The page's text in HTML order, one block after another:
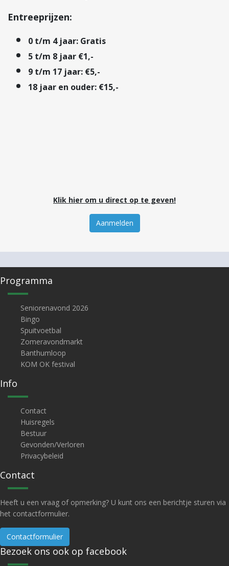
Entreeprijzen:
0 t/m 4 jaar: Gratis
5 t/m 8 jaar €1,-
9 t/m 17 jaar: €5,-
18 jaar en ouder: €15,-
Klik hier om u direct op te geven!
Aanmelden
Programma
Seniorenavond 2026
Bingo
Spuitvoetbal
Zomeravondmarkt
Banthumloop
KOM OK festival
Info
Contact
Huisregels
Bestuur
Gevonden/Verloren
Privacybeleid
Contact
Heeft u een vraag of opmerking? U kunt ons een berichtje sturen via
het contactformulier.
Contactformulier
Bezoek ons ook op facebook